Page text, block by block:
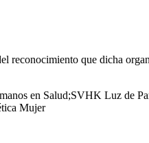
que dicha
en Salud;SVHK Luz de
Mujer